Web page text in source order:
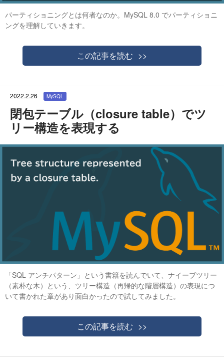
パーティショニングとは何者なのか。MySQL 8.0 でパーティショニ
ングを理解していきます。
この記事を読む
閉包テーブル（closure table）でツ
リー構造を表現する
2022.2.26 MySQL
「SQL アンチパターン」という書籍を読んでいて、ナイーブツリー
（素朴な木）という、ツリー構造（再帰的な階層構造）の表現につ
いて書かれた章があり面白かったので試してみました。
この記事を読む